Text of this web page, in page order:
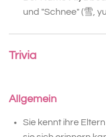
und "Schnee" (雪 ,
Trivia
Allgemein
Sie kennt ihre